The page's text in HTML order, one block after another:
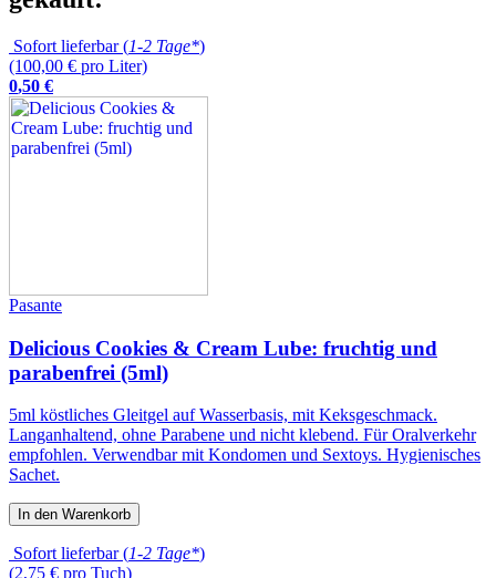
Sofort lieferbar (1-2 Tage*)
(100,00 € pro Liter)
0,50 €
Pasante
Delicious Cookies & Cream Lube: fruchtig und
parabenfrei (5ml)
5ml köstliches Gleitgel auf Wasserbasis, mit Keksgeschmack.
Langanhaltend, ohne Parabene und nicht klebend. Für Oralverkehr
empfohlen. Verwendbar mit Kondomen und Sextoys. Hygienisches
Sachet.
In den Warenkorb
Sofort lieferbar (1-2 Tage*)
(2,75 € pro Tuch)